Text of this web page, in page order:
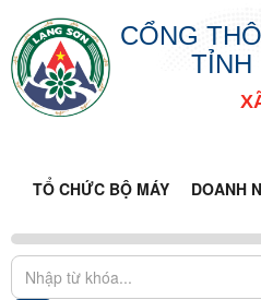
CỔNG
TỈNH
TỔ CHỨC BỘ MÁY DOANH